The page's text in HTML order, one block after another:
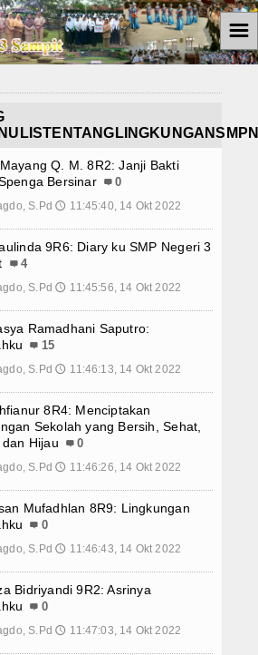
☰
Q. M. 8R2: Janji Bakti
Bersinar
0
S.Pd 🕔 11:45:40, 14 Okt 2022
9R6: Diary ku SMP Negeri 3
4
S.Pd 🕔 11:45:56, 14 Okt 2022
Ramadhani Saputro:
15
S.Pd 🕔 11:46:13, 14 Okt 2022
8R4: Menciptakan
Sekolah yang Bersih, Sehat,
Hijau
0
S.Pd 🕔 11:46:26, 14 Okt 2022
Mufadhlan 8R9: Lingkungan
0
S.Pd 🕔 11:46:43, 14 Okt 2022
Bidriyandi 9R2: Asrinya
0
S.Pd 🕔 11:47:03, 14 Okt 2022